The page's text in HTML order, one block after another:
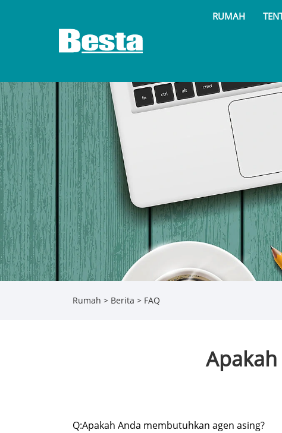
RUMAH
Rumah > Berita > FAQ
Q:Apakah Anda membutuhkan agen asing?